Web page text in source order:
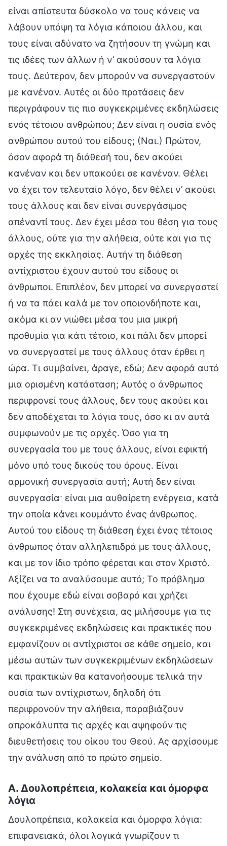
είναι απίστευτα δύσκολο να τους κάνεις να
λάβουν υπόψη τα λόγια κάποιου άλλου, και
τους είναι αδύνατο να ζητήσουν τη γνώμη και
τις ιδέες των άλλων ή ν’ ακούσουν τα λόγια
τους. Δεύτερον, δεν μπορούν να συνεργαστούν
με κανέναν. Αυτές οι δύο προτάσεις δεν
περιγράφουν τις πιο συγκεκριμένες εκδηλώσεις
ενός τέτοιου ανθρώπου; Δεν είναι η ουσία ενός
ανθρώπου αυτού του είδους; (Ναι.) Πρώτον,
όσον αφορά τη διάθεσή του, δεν ακούει
κανέναν και δεν υπακούει σε κανέναν. Θέλει
να έχει τον τελευταίο λόγο, δεν θέλει ν’ ακούει
τους άλλους και δεν είναι συνεργάσιμος
απέναντί τους. Δεν έχει μέσα του θέση για τους
άλλους, ούτε για την αλήθεια, ούτε και για τις
αρχές της εκκλησίας. Αυτήν τη διάθεση
αντίχριστου έχουν αυτού του είδους οι
άνθρωποι. Επιπλέον, δεν μπορεί να συνεργαστεί
ή να τα πάει καλά με τον οποιονδήποτε και,
ακόμα κι αν νιώθει μέσα του μια μικρή
προθυμία για κάτι τέτοιο, και πάλι δεν μπορεί
να συνεργαστεί με τους άλλους όταν έρθει η
ώρα. Τι συμβαίνει, άραγε, εδώ; Δεν αφορά αυτό
μια ορισμένη κατάσταση; Αυτός ο άνθρωπος
περιφρονεί τους άλλους, δεν τους ακούει και
δεν αποδέχεται τα λόγια τους, όσο κι αν αυτά
συμφωνούν με τις αρχές. Όσο για τη
συνεργασία του με τους άλλους, είναι εφικτή
μόνο υπό τους δικούς του όρους. Είναι
αρμονική συνεργασία αυτή; Αυτή δεν είναι
συνεργασία· είναι μια αυθαίρετη ενέργεια, κατά
την οποία κάνει κουμάντο ένας άνθρωπος.
Αυτού του είδους τη διάθεση έχει ένας τέτοιος
άνθρωπος όταν αλληλεπιδρά με τους άλλους,
και με τον ίδιο τρόπο φέρεται και στον Χριστό.
Αξίζει να το αναλύσουμε αυτό; Το πρόβλημα
που έχουμε εδώ είναι σοβαρό και χρήζει
ανάλυσης! Στη συνέχεια, ας μιλήσουμε για τις
συγκεκριμένες εκδηλώσεις και πρακτικές που
εμφανίζουν οι αντίχριστοι σε κάθε σημείο, και
μέσω αυτών των συγκεκριμένων εκδηλώσεων
και πρακτικών θα κατανοήσουμε τελικά την
ουσία των αντίχριστων, δηλαδή ότι
περιφρονούν την αλήθεια, παραβιάζουν
απροκάλυπτα τις αρχές και αψηφούν τις
διευθετήσεις του οίκου του Θεού. Ας αρχίσουμε
την ανάλυση από το πρώτο σημείο.
Α. Δουλοπρέπεια, κολακεία και όμορφα
λόγια
Δουλοπρέπεια, κολακεία και όμορφα λόγια:
επιφανειακά, όλοι λογικά γνωρίζουν τι